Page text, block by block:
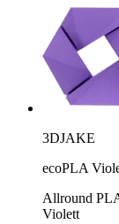
3DJAKE
ecoPLA
Allround
Violett